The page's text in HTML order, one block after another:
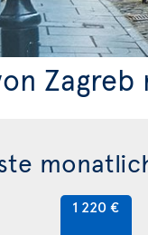
1 220 €